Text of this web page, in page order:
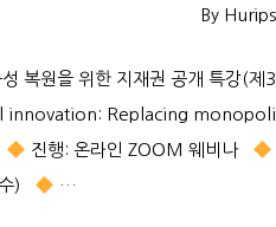
By Hurips
복원을 위한 지재권 공개 특강(
innovation: Replacing
진행: 온라인 ZOOM 웨비나
)
…